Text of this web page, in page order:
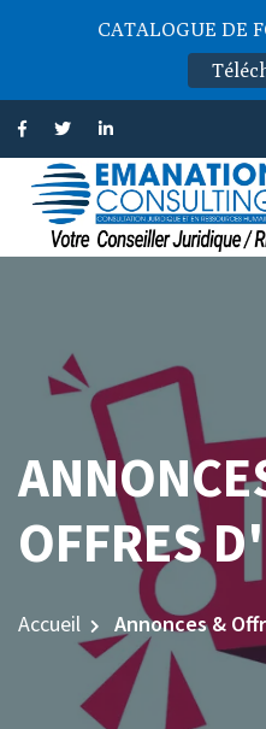
OFFRES
Accueil Annonces &
CATALOGUE DE